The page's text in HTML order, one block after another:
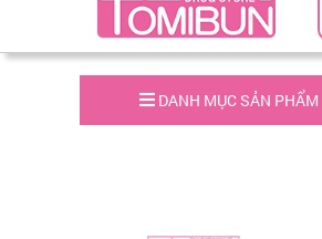
DANH MỤC SẢN PHẨM